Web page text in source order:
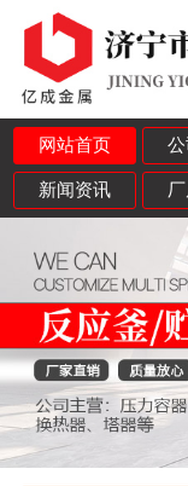
网站首页
新闻资讯